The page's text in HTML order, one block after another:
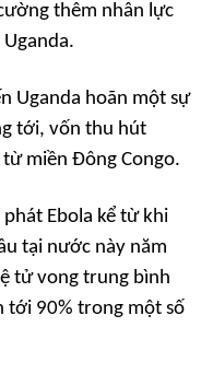
thêm nhân lực
Uganda hoãn một sự
tới, vốn thu hút
miền Đông Congo.
Ebola kể từ khi
tại nước này năm
tử vong trung bình
tới 90% trong một số